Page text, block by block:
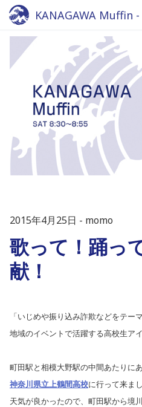
KANAGAWA Muffin
2015年4月25日 momo
歌って！踊っ
献！
「いじめや振り込み詐欺などをテーマ
地域のイベントで活躍する高校生ア
町田駅と相模大野駅の中間あたりに
神奈川県立上鶴間高校に行って来ま
天気が良かったので、町田駅から境